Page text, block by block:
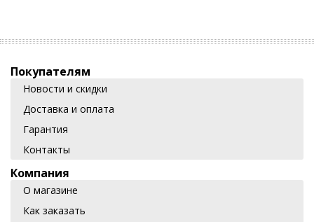
Покупателям
Новости и скидки
Доставка и оплата
Гарантия
Контакты
Компания
О магазине
Как заказать